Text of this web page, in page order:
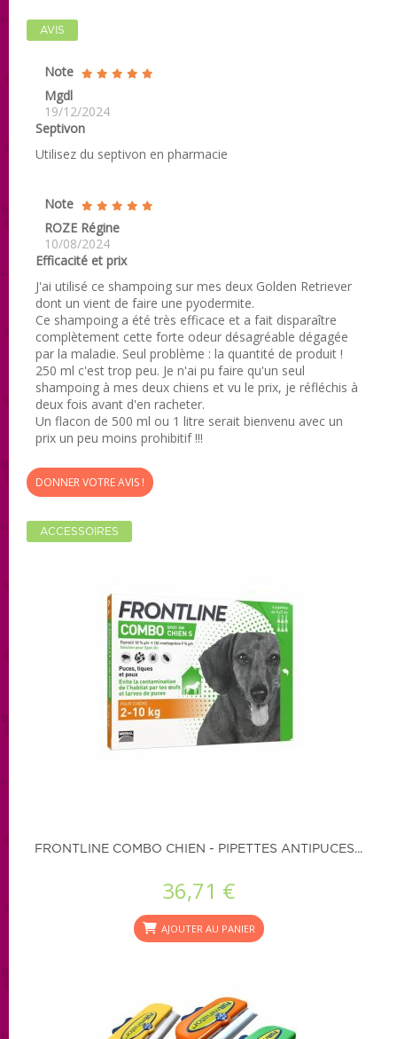
AVIS
Note
Mgdl
19/12/2024
Septivon
Utilisez du septivon en pharmacie
Note
ROZE Régine
10/08/2024
Efficacité et prix
J'ai utilisé ce shampoing sur mes deux Golden Retriever
dont un vient de faire une pyodermite.
Ce shampoing a été très efficace et a fait disparaître
complètement cette forte odeur désagréable dégagée
par la maladie. Seul problème : la quantité de produit !
250 ml c'est trop peu. Je n'ai pu faire qu'un seul
shampoing à mes deux chiens et vu le prix, je réfléchis à
deux fois avant d'en racheter.
Un flacon de 500 ml ou 1 litre serait bienvenu avec un
prix un peu moins prohibitif !!!
DONNER VOTRE AVIS !
ACCESSOIRES
FRONTLINE COMBO CHIEN - PIPETTES ANTIPUCES...
36,71 €
AJOUTER AU PANIER